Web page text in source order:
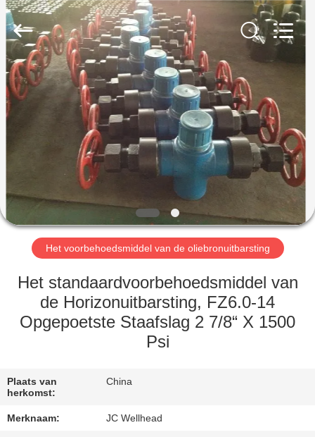
HUIS
PRODUCTEN
ONGEVEER
ONS
FABRIEKSREIS
KWALITEITSCONTROLE
CONTACTEER
NIEUWS
OIL
TOOLS
CO.，
LTD.
All
Rights
Reserved.
Het voorbehoedsmiddel van de oliebronuitbarsting
Het standaardvoorbehoedsmiddel van
de Horizonuitbarsting, FZ6.0-14
Opgepoetste Staafslag 2 7/8“ X 1500
Psi
Plaats van
herkomst:
China
Merknaam: JC Wellhead